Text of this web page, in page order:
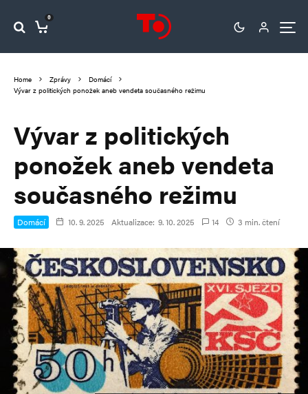
0
Home Zprávy
Domácí
Vývar z politických ponožek aneb vendeta současného režimu
Vývar z politických
ponožek aneb vendeta
současného režimu
Domácí 10. 9. 2025 Aktualizace: 9. 10. 2025 14 3 min. čtení